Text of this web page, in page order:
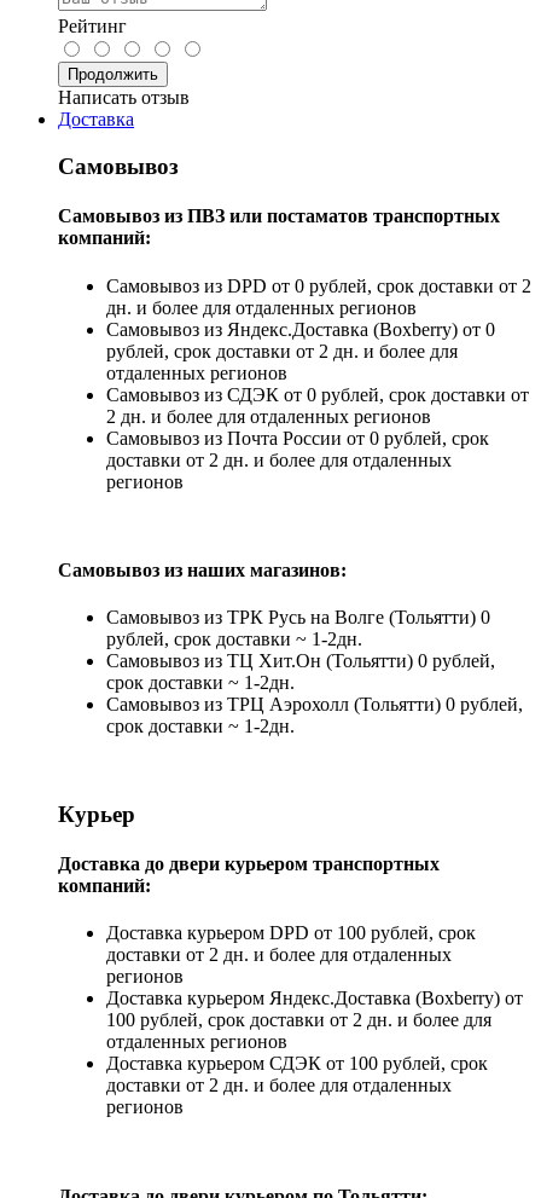
Рейтинг
Продолжить
Написать отзыв
Доставка
Самовывоз
Самовывоз из ПВЗ или постаматов транспортных
компаний:
Самовывоз из DPD от 0 рублей, срок доставки от 2
дн. и более для отдаленных регионов
Самовывоз из Яндекс.Доставка (Boxberry) от 0
рублей, срок доставки от 2 дн. и более для
отдаленных регионов
Самовывоз из СДЭК от 0 рублей, срок доставки от
2 дн. и более для отдаленных регионов
Самовывоз из Почта России от 0 рублей, срок
доставки от 2 дн. и более для отдаленных
регионов
Самовывоз из наших магазинов:
Самовывоз из ТРК Русь на Волге (Тольятти) 0
рублей, срок доставки ~ 1-2дн.
Самовывоз из ТЦ Хит.Он (Тольятти) 0 рублей,
срок доставки ~ 1-2дн.
Самовывоз из ТРЦ Аэрохолл (Тольятти) 0 рублей,
срок доставки ~ 1-2дн.
Курьер
Доставка до двери курьером транспортных
компаний:
Доставка курьером DPD от 100 рублей, срок
доставки от 2 дн. и более для отдаленных
регионов
Доставка курьером Яндекс.Доставка (Boxberry) от
100 рублей, срок доставки от 2 дн. и более для
отдаленных регионов
Доставка курьером СДЭК от 100 рублей, срок
доставки от 2 дн. и более для отдаленных
регионов